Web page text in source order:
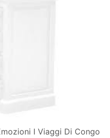
I Viaggi Di Congo